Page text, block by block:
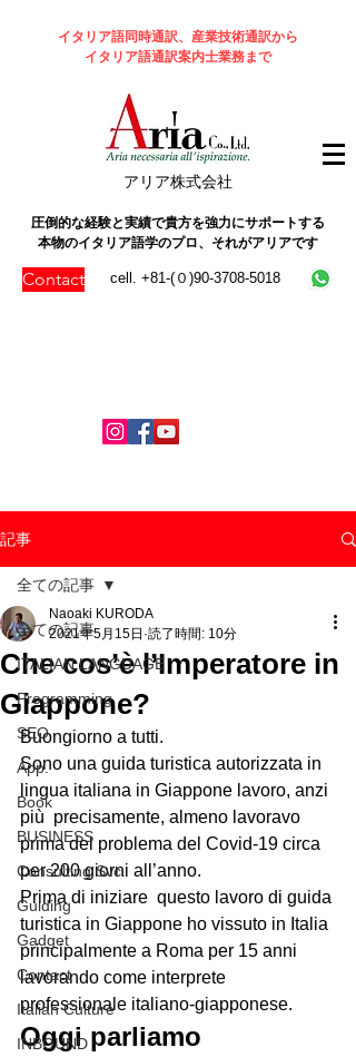
イタリア語同時通訳、産業技術通訳から
イタリア語通訳案内士業務まで
​アリア株式会社
圧倒的な経験と実績で貴方を強力にサポートする
本物のイタリア語学のプロ、それがアリアです
Contact cell. +81-(０)90-3708-5018
記事
全ての記事
ITALIAN LANGUAGE
Programming
SEO
App.
Book
BUSINESS
Consulting Svc.
Guiding
Gadget
Contact
Italian Culture
INBOUND
全ての記事
Che cos’è l’Imperatore in
Giappone?
Naoaki KURODA
2021年5月15日 読了時間: 10分
Buongiorno a tutti.
Sono una guida turistica autorizzata in
lingua italiana in Giappone lavoro, anzi
più  precisamente, almeno lavoravo
prima del problema del Covid-19 circa
per 200 giorni all’anno.
Prima di iniziare  questo lavoro di guida
turistica in Giappone ho vissuto in Italia
principalmente a Roma per 15 anni
lavorando come interprete
professionale italiano-giapponese.
Oggi parliamo